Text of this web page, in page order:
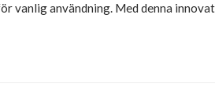
vanlig användning. Med denna